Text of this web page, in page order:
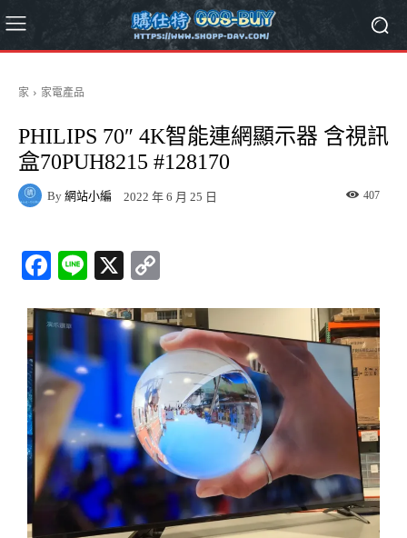
家 家電產品
PHILIPS 70″ 4K智能連網顯示器 含視訊
盒70PUH8215 #128170
By 網站小編 2022 年 6 月 25 日 407
Fa
bo
ok
Li
X
y
Li
nk